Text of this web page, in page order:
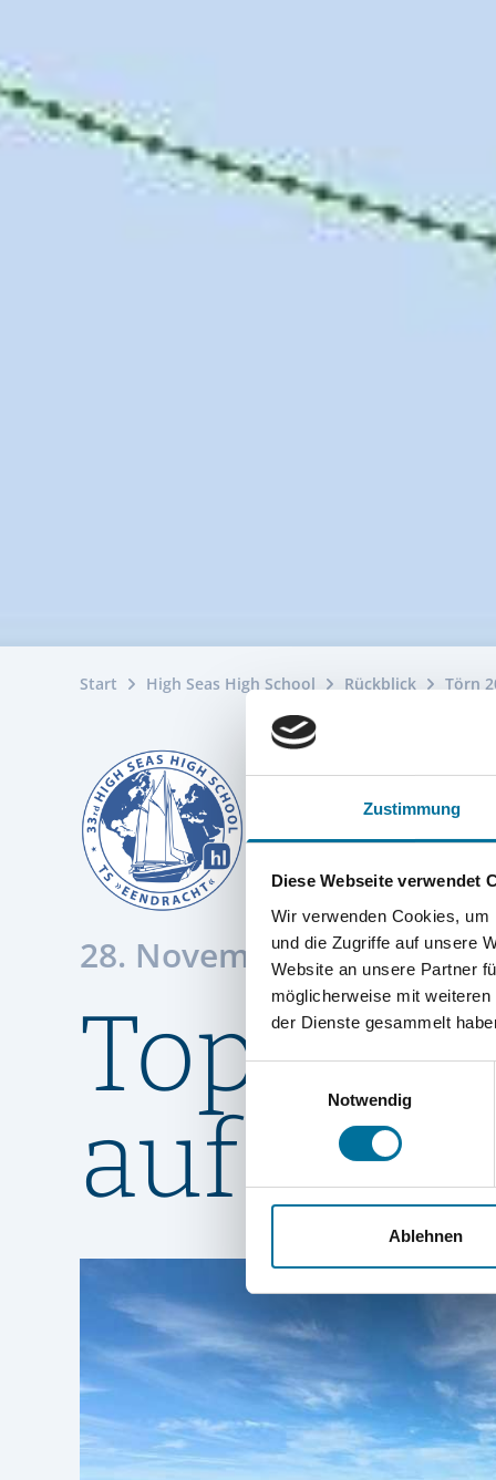
Zustimmung
Diese Webseite verwendet
Wir verwenden Cookies,
und die Zugriffe auf unsere
Website an unsere Partner
möglicherweise mit
der Dienste gesammelt
Einwilligungsauswahl
Notwendig
Ablehnen
Start High Seas High School Rückblick Törn
28. November 2025
Top 10
auf